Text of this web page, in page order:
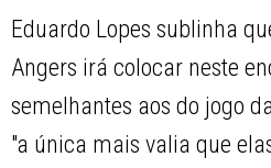
Eduardo Lopes sublinha
Angers irá colocar neste
semelhantes aos do jogo
"a única mais valia que